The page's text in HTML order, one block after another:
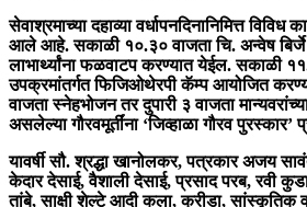
सेवाश्रमाच्या दहाव्या वर्धापनदिनानिमित्त
आले आहे. सकाळी १०.३० वाजता चि. अन्वेष बिर्जे
लाभार्थ्यांना फळवाटप करण्यात येईल. सकाळी
उपक्रमांतर्गत फिजिओथेरपी कॅम्प आयोजित
वाजता स्नेहभोजन तर दुपारी ३ वाजता
असलेल्या गौरवमूर्तींना ‘जिव्हाळा गौरव
यावर्षी सौ. श्रद्धा खानोलकर, पत्रकार अजय
केदार देसाई, वैशाली देसाई, प्रसाद परब, रवी
तांबे, साक्षी शेल्टे आदी कला, क्रीडा, सांस्कृतिक व